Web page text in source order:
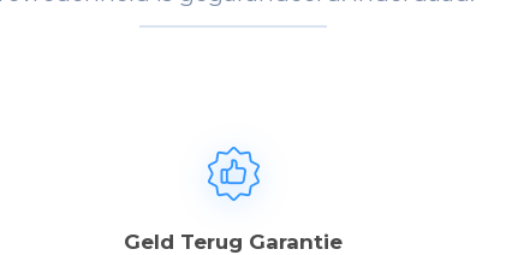
Geld Terug Garantie